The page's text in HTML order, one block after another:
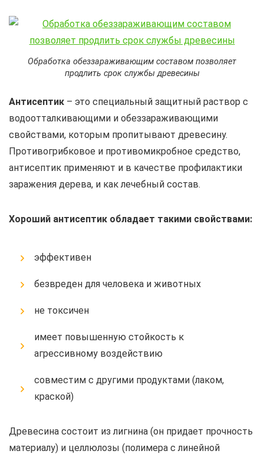
Обработка обеззараживающим составом позволяет
продлить срок службы древесины
Антисептик – это специальный защитный раствор с
водоотталкивающими и обеззараживающими
свойствами, которым пропитывают древесину.
Противогрибковое и противомикробное средство,
антисептик применяют и в качестве профилактики
заражения дерева, и как лечебный состав.
Хороший антисептик обладает такими свойствами:
эффективен
безвреден для человека и животных
не токсичен
имеет повышенную стойкость к
агрессивному воздействию
совместим с другими продуктами (лаком,
краской)
Древесина состоит из лигнина (он придает прочность
материалу) и целлюлозы (полимера с линейной